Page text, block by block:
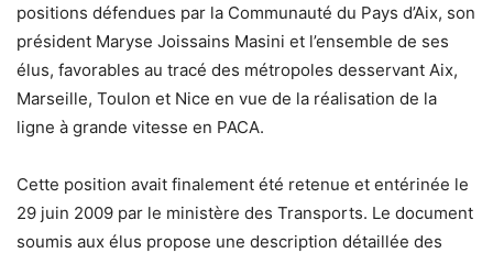
positions défendues par la Communauté du Pays d’Aix, son
président Maryse Joissains Masini et l’ensemble de ses
élus, favorables au tracé des métropoles desservant Aix,
Marseille, Toulon et Nice en vue de la réalisation de la
ligne à grande vitesse en PACA.
Cette position avait finalement été retenue et entérinée le
29 juin 2009 par le ministère des Transports. Le document
soumis aux élus propose une description détaillée des